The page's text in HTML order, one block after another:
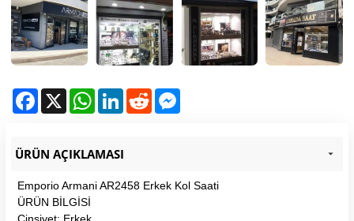
Facebook
X WhatsAppLinkedInReddit
ÜRÜN AÇIKLAMASI
Emporio Armani AR2458 Erkek Kol Saati
ÜRÜN BİLGİSİ
Cinsiyet: Erkek